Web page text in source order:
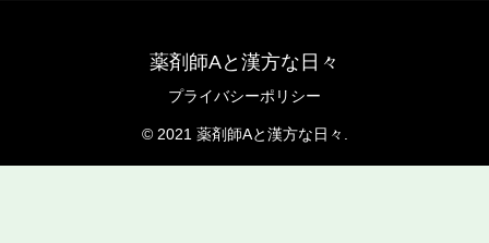
薬剤師Aと漢方な日々
プライバシーポリシー
© 2021 薬剤師Aと漢方な日々.